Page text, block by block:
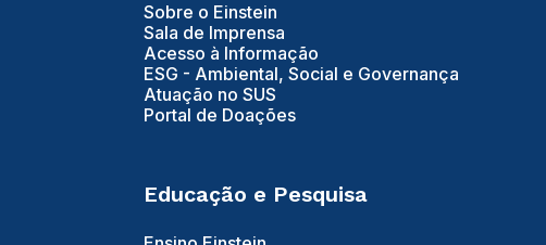
Sobre o Einstein
Sala de Imprensa
Acesso à Informação
ESG - Ambiental, Social e Governança
Atuação no SUS
Portal de Doações
Educação e Pesquisa